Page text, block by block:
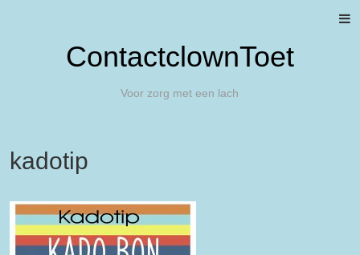
ContactclownToet
Voor zorg met een lach
kadotip